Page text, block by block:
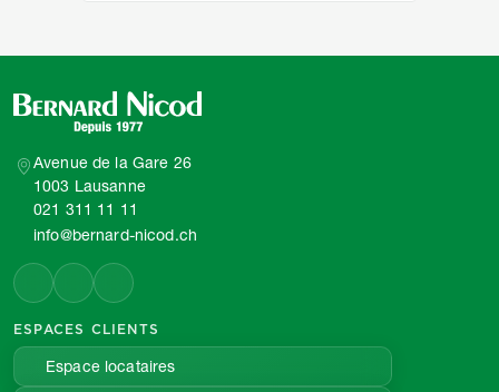
Avenue de la Gare 26
1003 Lausanne
021 311 11 11
info@bernard-nicod.ch
ESPACES CLIENTS
Espace locataires